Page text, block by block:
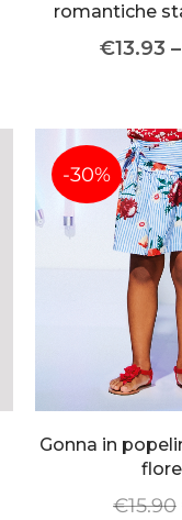
romantiche
€13.93 –
-30%
Gonna in
€15.90